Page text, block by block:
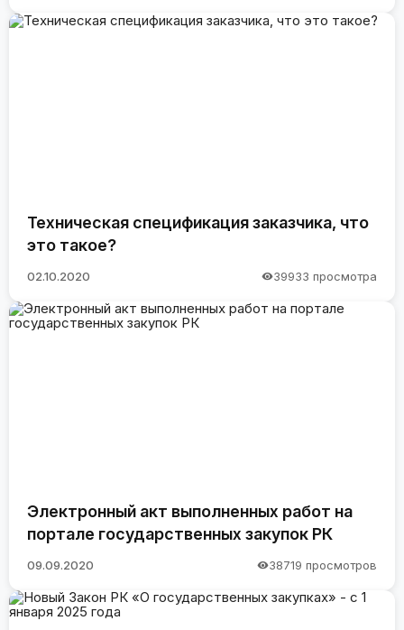
Техническая спецификация заказчика, что
это такое?
02.10.2020 39933 просмотра
Электронный акт выполненных работ на
портале государственных закупок РК
09.09.2020 38719 просмотров